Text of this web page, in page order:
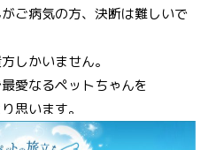
ご病気の方、決断は難しいで
しかいません。
愛なるペットちゃんを
思います。